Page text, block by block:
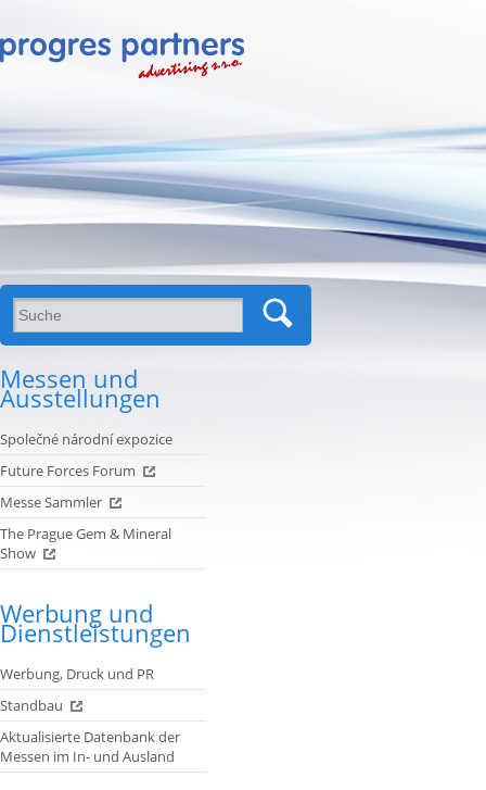
Messen und
Ausstellungen
Společné národní expozice
Future Forces Forum
Messe Sammler
The Prague Gem & Mineral
Show
Werbung und
Dienstleistungen
Werbung, Druck und PR
Standbau
Aktualisierte Datenbank der
Messen im In- und Ausland